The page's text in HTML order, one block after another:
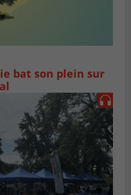
bat son plein sur